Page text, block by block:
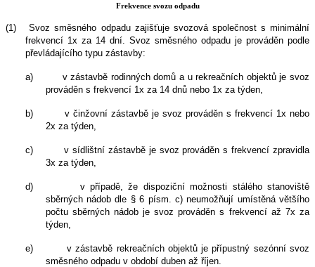
Frekvence svozu odpadu
(1)
Svoz směsného odpadu zajišťuje svozová společnost s minimální
frekvencí 1x za 14 dní. Svoz směsného odpadu je prováděn podle
převládajícího typu zástavby:
a)
v zástavbě rodinných domů a u rekreačních objektů je svoz
prováděn s frekvencí 1x za 14 dnů nebo 1x za týden,
b)
v činžovní zástavbě je svoz prováděn s frekvencí 1x nebo
2x za týden,
c)
v sídlištní zástavbě je svoz prováděn s frekvencí zpravidla
3x za týden,
d)
v případě, že dispoziční možnosti stálého stanoviště
sběrných nádob dle § 6 písm. c) neumožňují umístěná většího
počtu sběrných nádob je svoz prováděn s frekvencí až 7x za
týden,
e)
v zástavbě rekreačních objektů je přípustný sezónní svoz
směsného odpadu v období duben až říjen.